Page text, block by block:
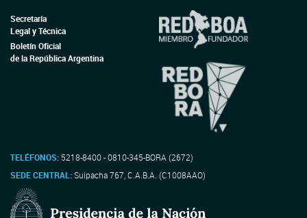
Secretaría
Legal y Técnica
Boletín Oficial
de la República Argentina
TELÉFONOS: 5218-8400 - 0810-345-BORA (2672)
SEDE CENTRAL:Suipacha 767, C.A.B.A. (C1008AAO)